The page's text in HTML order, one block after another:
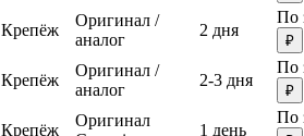
Крепёж
Оригинал /
аналог
2 дня
По
₽
Крепёж
Оригинал /
аналог
2-3 дня
По
₽
Крепёж
Оригинал
1 день
По